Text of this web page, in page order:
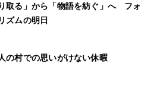
り取る」から「物語を紡ぐ」へ フォ
ズムの明日
の村での思いがけない休暇